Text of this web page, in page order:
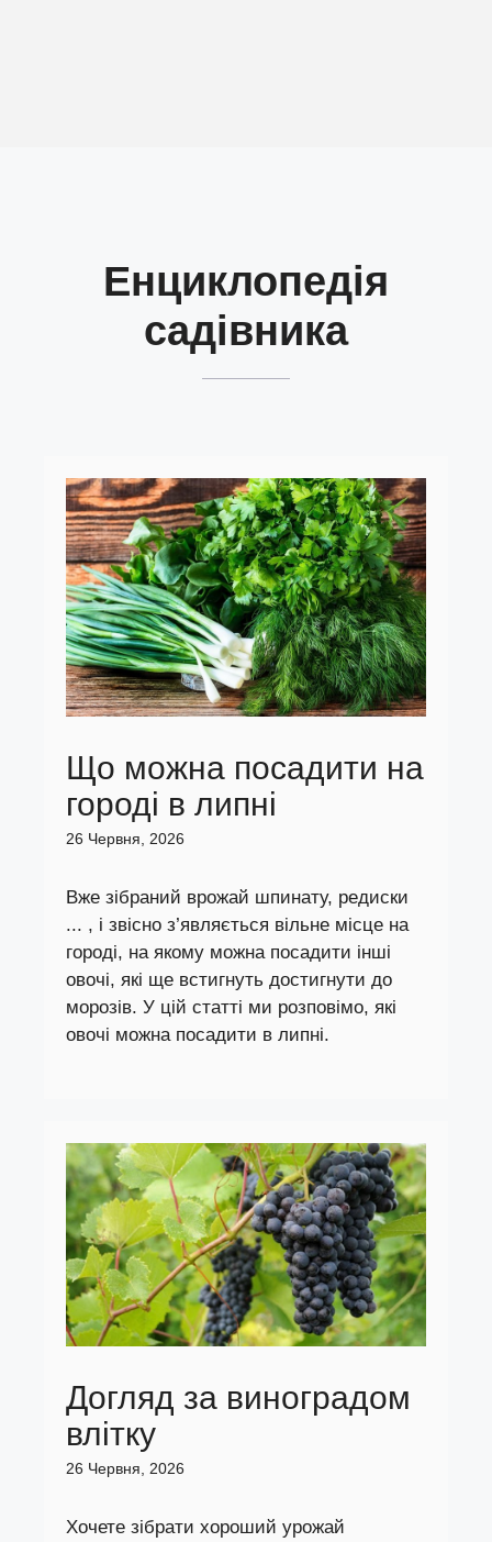
Енциклопедія
садівника
Що можна посадити на
городі в липні
26 Червня, 2026
Вже зібраний врожай шпинату, редиски
... , і звісно з’являється вільне місце на
городі, на якому можна посадити інші
овочі, які ще встигнуть достигнути до
морозів. У цій статті ми розповімо, які
овочі можна посадити в липні.
Догляд за виноградом
влітку
26 Червня, 2026
Хочете зібрати хороший урожай